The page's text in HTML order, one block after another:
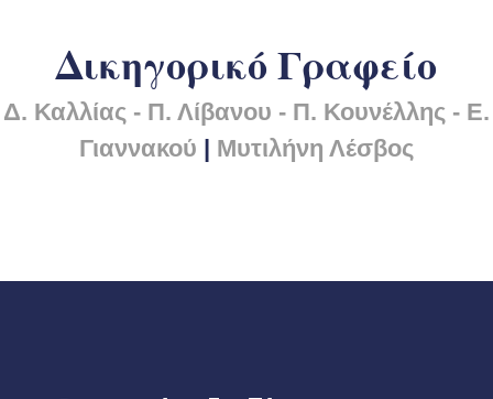
Δικηγορικό Γραφείο
Δ. Καλλίας - Π. Λίβανου - Π. Κουνέλλης - Ε.
Γιαννακού | Μυτιλήνη Λέσβος